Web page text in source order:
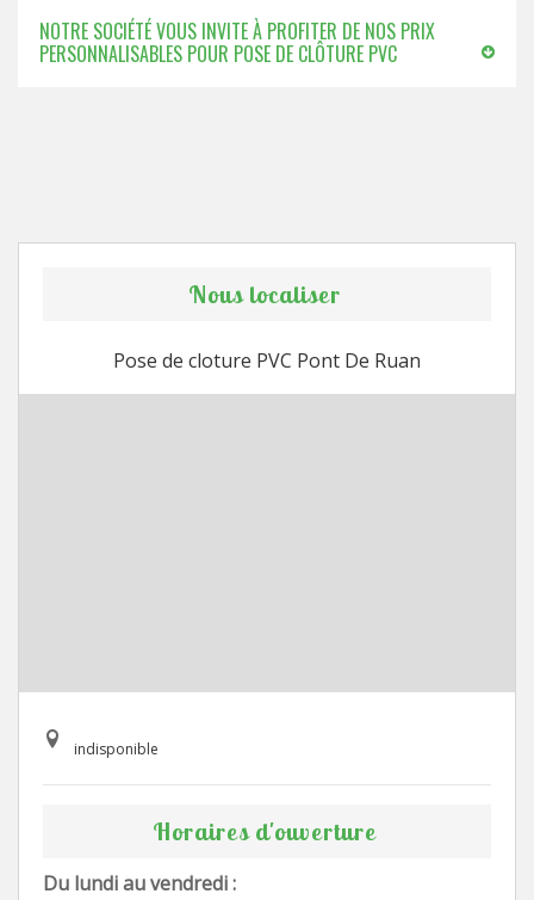
NOTRE SOCIÉTÉ VOUS INVITE À PROFITER DE NOS PRIX
PERSONNALISABLES POUR POSE DE CLÔTURE PVC
Nous localiser
Pose de cloture PVC Pont De Ruan
indisponible
Horaires d'ouverture
Du lundi au vendredi :